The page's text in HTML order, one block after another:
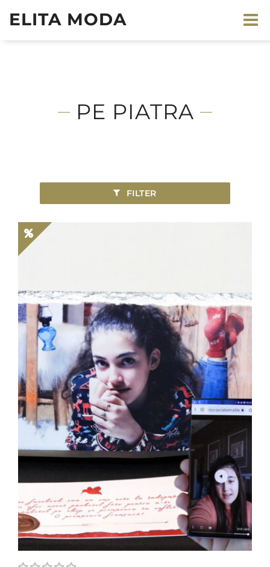
ELITA MODA
PE PIATRA
FILTER